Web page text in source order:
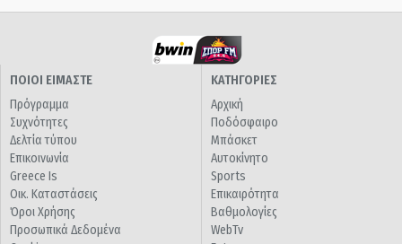
ΠΟΙΟΙ ΕΙΜΑΣΤΕ
Πρόγραμμα
Συχνότητες
Δελτία τύπου
Επικοινωνία
Greece Is
Οικ. Καταστάσεις
Όροι Χρήσης
Προσωπικά Δεδομένα
ΚΑΤΗΓΟΡΙΕΣ
Αρχική
Ποδόσφαιρο
Μπάσκετ
Αυτοκίνητο
Sports
Επικαιρότητα
Βαθμολογίες
WebTv